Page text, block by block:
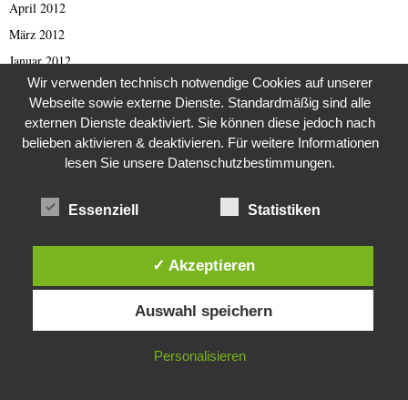
April 2012
März 2012
Januar 2012
Dezember 2011
November 2011
April 2011
Januar 2011
Oktober 2010
Diese Website verwendet Cookies. Durch die weitere Nutzung dieser
Website stimmst du der Verwendung von Cookies zu.
IN ORDNUNG
Wir verwenden technisch notwendige Cookies auf unserer
Webseite sowie externe Dienste. Standardmäßig sind alle
externen Dienste deaktiviert. Sie können diese jedoch nach
belieben aktivieren & deaktivieren. Für weitere Informationen
lesen Sie unsere Datenschutzbestimmungen.
Essenziell Statistiken
✓ Akzeptieren
Auswahl speichern
Personalisieren